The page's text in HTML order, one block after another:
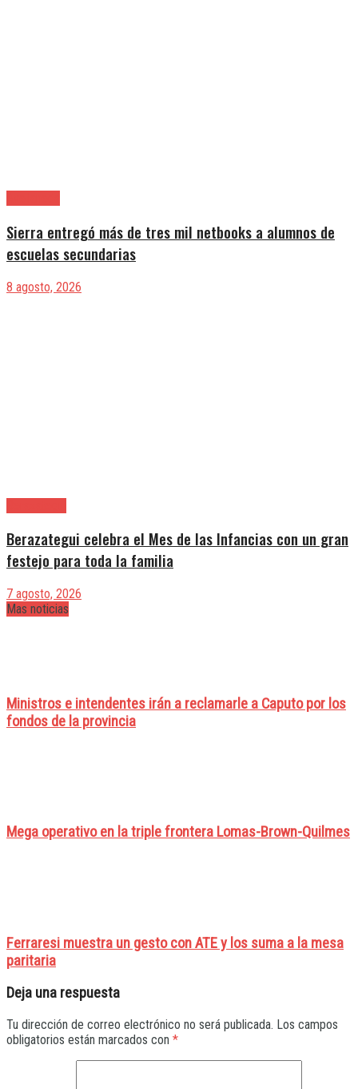
Sierra entregó más de tres mil netbooks a alumnos de
escuelas secundarias
8 agosto, 2026
Berazategui celebra el Mes de las Infancias con un gran
festejo para toda la familia
7 agosto, 2026
Mas noticias
Ministros e intendentes irán a reclamarle a Caputo por los
fondos de la provincia
Mega operativo en la triple frontera Lomas-Brown-Quilmes
Ferraresi muestra un gesto con ATE y los suma a la mesa
paritaria
Deja una respuesta
Tu dirección de correo electrónico no será publicada. Los campos
obligatorios están marcados con *